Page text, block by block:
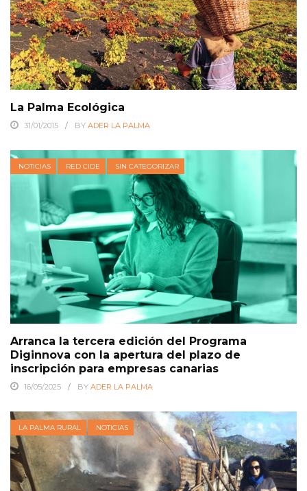
La Palma Ecológica
31/01/2015 BY ADER LA PALMA
NOTICIAS RED CIDE SIN CATEGORIZAR
Arranca la tercera edición del Programa
Diginnova con la apertura del plazo de
inscripción para empresas canarias
16/05/2025 BY ADER LA PALMA
LA PALMA RURAL NOTICIAS